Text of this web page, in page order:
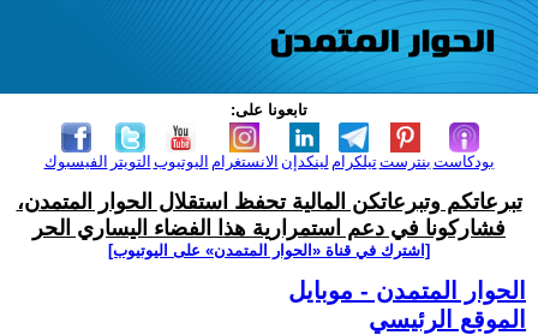
تابعونا على:
الفيسبوك التويتر اليوتيوب الانستغرام لينكدإن تيلكرامبنترست بودكاست
تبرعاتكم وتبرعاتكن المالية تحفظ استقلال الحوار المتمدن،
فشاركونا في دعم استمرارية هذا الفضاء اليساري الحر
[اشترك في قناة ‫«الحوار المتمدن» على اليوتيوب]
الحوار المتمدن - موبايل
الموقع الرئيسي